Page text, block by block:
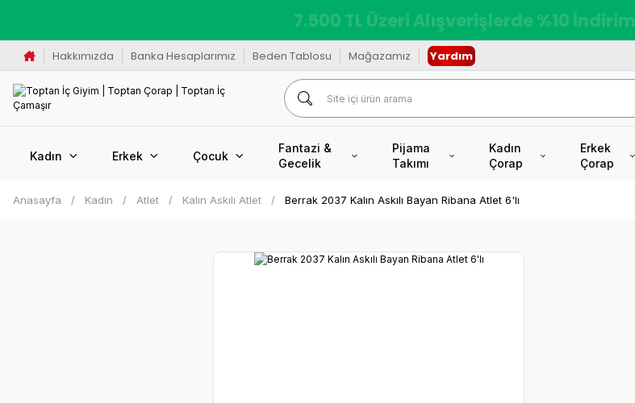
Kredi Kartına Vade Farksız +6
Hakkımızda Banka Hesaplarımız Beden Tablosu Mağazamız Yardım
Kadın Erkek Çocuk
Fantazi &
Gecelik
Pijama
Takımı
Kadın
Çorap
Erkek
Çorap
Anasayfa Kadın Atlet Kalın Askılı Atlet Berrak 2037 Kalın Askılı Bayan Ribana Atlet 6'lı